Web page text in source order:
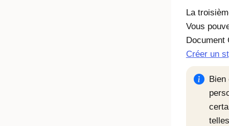
La
Vous
Document
Créer un
Bien